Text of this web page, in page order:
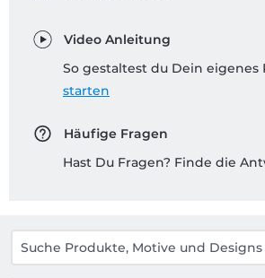
Video Anleitung
So gestaltest du Dein eigenes
starten
Häufige Fragen
Hast Du Fragen? Finde die